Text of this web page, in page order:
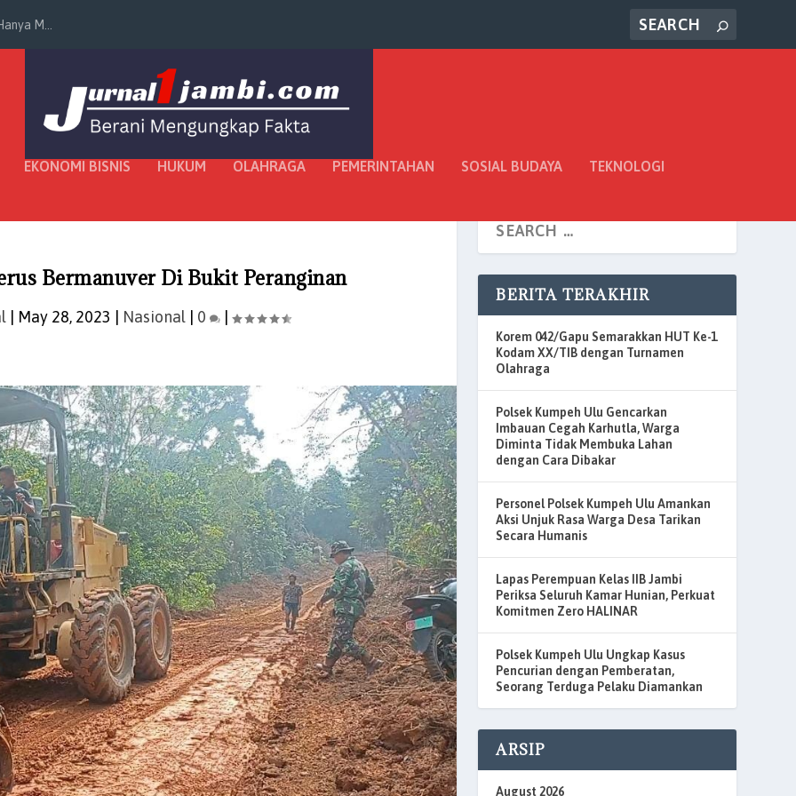
M...
EKONOMI BISNIS HUKUM OLAHRAGA PEMERINTAHAN SOSIAL BUDAYA TEKNOLOGI
Bermanuver Di Bukit Peranginan
May 28, 2023 Nasional 0 |
BERITA TERAKHIR
Korem 042/Gapu Semarakkan HUT Ke-1
Kodam XX/TIB dengan Turnamen
Olahraga
Polsek Kumpeh Ulu Gencarkan
Imbauan Cegah Karhutla, Warga
Diminta Tidak Membuka Lahan
dengan Cara Dibakar
Personel Polsek Kumpeh Ulu Amankan
Aksi Unjuk Rasa Warga Desa Tarikan
Secara Humanis
Lapas Perempuan Kelas IIB Jambi
Periksa Seluruh Kamar Hunian, Perkuat
Komitmen Zero HALINAR
Polsek Kumpeh Ulu Ungkap Kasus
Pencurian dengan Pemberatan,
Seorang Terduga Pelaku Diamankan
ARSIP
August 2026